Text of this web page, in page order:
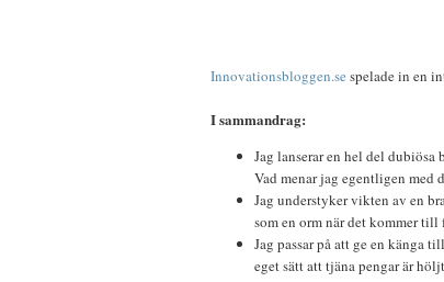
Innovationsbloggen.se spelade in en
I sammandrag:
Jag lanserar en hel del dubiösa
Vad menar jag egentligen med
Jag understyker vikten av en
som en orm när det kommer
Jag passar på att ge en känga
eget sätt att tjäna pengar är